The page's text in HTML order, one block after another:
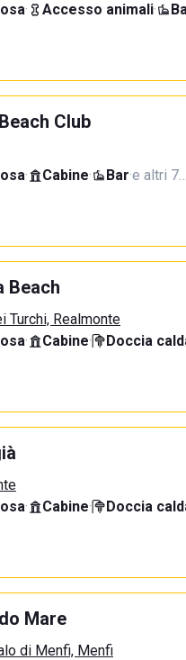
· Accesso animali·
Club
· Cabine· Bar·e altri 7…
Beach
Turchi, Realmonte
· Cabine· Doccia
· Cabine· Doccia
Mare
di Menfi, Menfi